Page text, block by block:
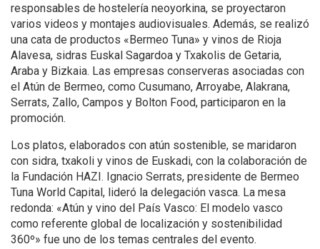
responsables de hostelería neoyorkina, se proyectaron
varios videos y montajes audiovisuales. Además, se realizó
una cata de productos «Bermeo Tuna» y vinos de Rioja
Alavesa, sidras Euskal Sagardoa y Txakolis de Getaria,
Araba y Bizkaia. Las empresas conserveras asociadas con
el Atún de Bermeo, como Cusumano, Arroyabe, Alakrana,
Serrats, Zallo, Campos y Bolton Food, participaron en la
promoción.
Los platos, elaborados con atún sostenible, se maridaron
con sidra, txakoli y vinos de Euskadi, con la colaboración de
la Fundación HAZI. Ignacio Serrats, presidente de Bermeo
Tuna World Capital, lideró la delegación vasca. La mesa
redonda: «Atún y vino del País Vasco: El modelo vasco
como referente global de localización y sostenibilidad
360º» fue uno de los temas centrales del evento.